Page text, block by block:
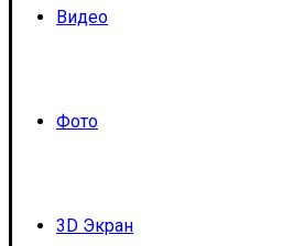
Видео
Фото
3D Экран